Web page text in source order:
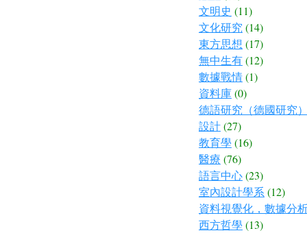
文明史 (11)
文化研究 (14)
東方思想 (17)
無中生有(12)
數據戰情(1)
資料庫(0)
德語研究（德國研究
設計(27)
教育學(16)
醫療 (76)
語言中心(23)
室內設計學系 (12)
資料視覺化，數據分
西方哲學(13)